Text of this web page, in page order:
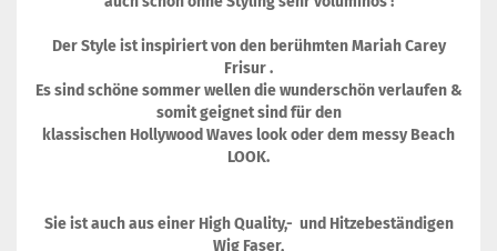
Der Style ist inspiriert von den berühmten Mariah Carey
Frisur .
Es sind schöne sommer wellen die wunderschön verlaufen &
somit geignet sind für den
klassischen Hollywood Waves look oder dem messy Beach
LOOK.
Sie ist auch aus einer High Quality,- und Hitzebeständigen
Wig Faser,